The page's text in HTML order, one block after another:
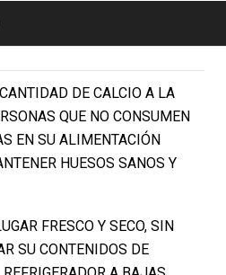
DE CALCIO A LA
QUE NO CONSUMEN
EN SU ALIMENTACIÓN
HUESOS SANOS Y
FRESCO Y SECO, SIN
SU CONTENIDOS DE